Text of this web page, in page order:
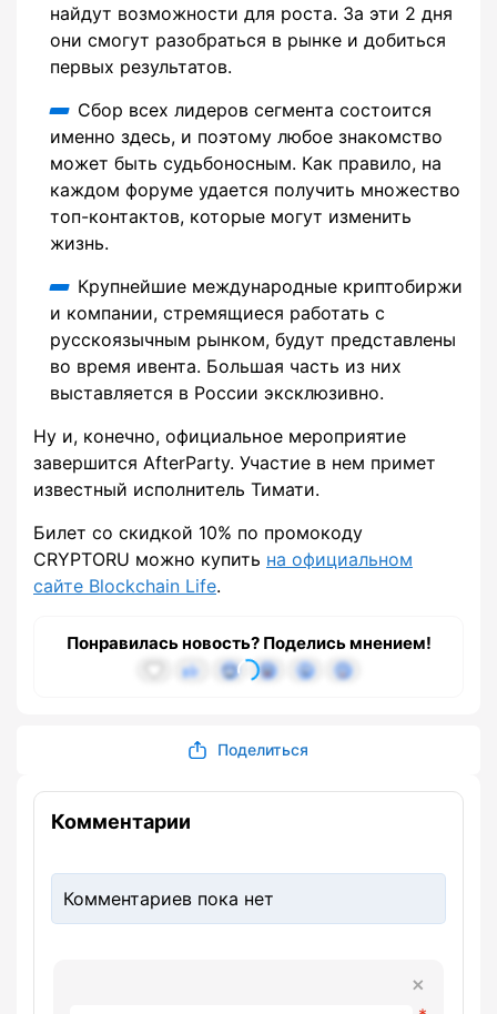
найдут возможности для роста. За эти 2 дня
они смогут разобраться в рынке и добиться
первых результатов.
Сбор всех лидеров сегмента состоится
именно здесь, и поэтому любое знакомство
может быть судьбоносным. Как правило, на
каждом форуме удается получить множество
топ-контактов, которые могут изменить
жизнь.
Крупнейшие международные криптобиржи
и компании, стремящиеся работать с
русскоязычным рынком, будут представлены
во время ивента. Большая часть из них
выставляется в России эксклюзивно.
Ну и, конечно, официальное мероприятие
завершится AfterParty. Участие в нем примет
известный исполнитель Тимати.
Билет со скидкой 10% по промокоду
CRYPTORU можно купить на официальном
сайте Blockchain Life.
Понравилась новость? Поделись мнением!
Поделиться
Комментарии
Комментариев пока нет